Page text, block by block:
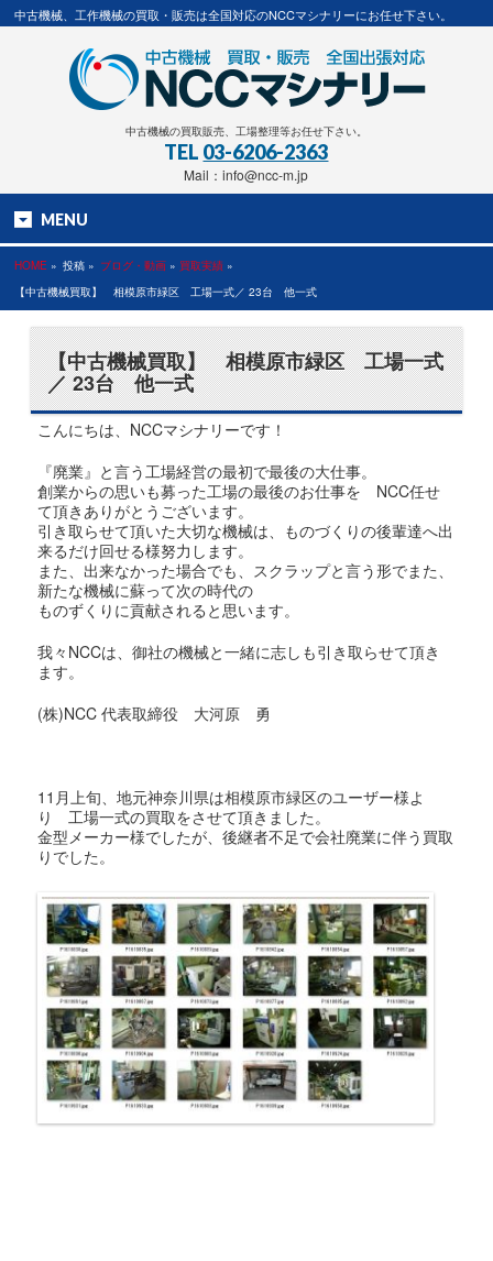
中古機械、工作機械の買取・販売は全国対応のNCCマシナリーにお任せ下さい。
中古機械の買取販売、工場整理等お任せ下さい。
TEL 03-6206-2363
Mail：info@ncc-m.jp
MENU
HOME » 投稿 » ブログ・動画 » 買取実績 »
【中古機械買取】 相模原市緑区 工場一式／ 23台 他一式
【中古機械買取】 相模原市緑区 工場一式
／ 23台 他一式
こんにちは、NCCマシナリーです！
『廃業』と言う工場経営の最初で最後の大仕事。
創業からの思いも募った工場の最後のお仕事を NCC任せ
て頂きありがとうございます。
引き取らせて頂いた大切な機械は、ものづくりの後輩達へ出
来るだけ回せる様努力します。
また、出来なかった場合でも、スクラップと言う形でまた、
新たな機械に蘇って次の時代の
ものずくりに貢献されると思います。
我々NCCは、御社の機械と一緒に志しも引き取らせて頂き
ます。
(株)NCC 代表取締役 大河原 勇
11月上旬、地元神奈川県は相模原市緑区のユーザー様よ
り 工場一式の買取をさせて頂きました。
金型メーカー様でしたが、後継者不足で会社廃業に伴う買取
りでした。